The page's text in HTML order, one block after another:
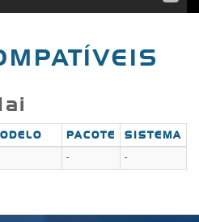
PACOTE SISTEMA
- -